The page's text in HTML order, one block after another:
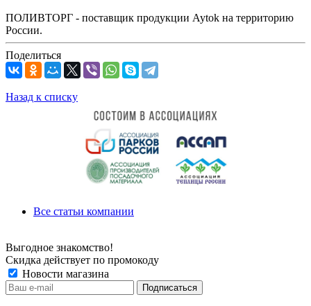
ПОЛИВТОРГ - поставщик продукции Aytok на территорию
России.
Поделиться
Назад к списку
Все статьи компании
Выгодное знакомство!
Скидка действует по промокоду
Новости магазина